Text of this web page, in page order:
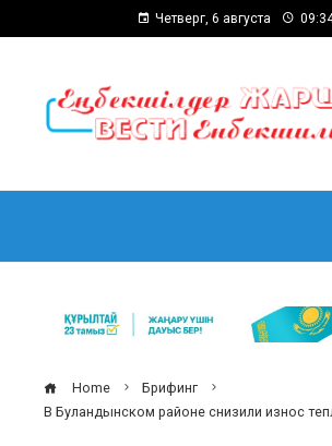
Четверг, 6 августа
Home
Брифинг
В Буландынском районе снизили износ